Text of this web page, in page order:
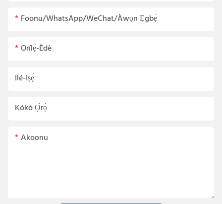
Foonu/WhatsApp/WeChat/Àwọn Ẹgbẹ́
Orílẹ̀-Èdè
Ilé-Iṣẹ́
Kókó Ọ̀rọ̀
Akoonu